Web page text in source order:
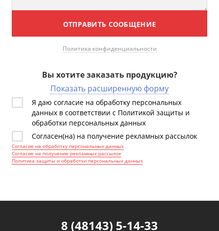
ОТПРАВИТЬ СООБЩЕНИЕ
Вы хотите заказать продукцию?
Показать расширенную форму
Политика конфиденциальности
Я даю согласие на обработку персональных
данных в соответствии с Политикой защиты и
обработки персональных данных
Согласен(на) на получение рекламных рассылок
Согласие на обработку персональных данных
Согласие на получение рекламных рассылок
Политика защиты и обработки персональных данных
8 (48143) 5-14-33